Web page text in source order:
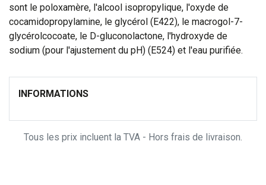
sont le poloxamère, l'alcool isopropylique, l'oxyde de
cocamidopropylamine, le glycérol (E422), le macrogol-7-
glycérolcocoate, le D-gluconolactone, l'hydroxyde de
sodium (pour l'ajustement du pH) (E524) et l'eau purifiée.
INFORMATIONS
Tous les prix incluent la TVA - Hors frais de livraison.